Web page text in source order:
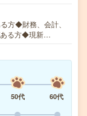
方◆財務、会計、
ある方◆現新…
50代
60代